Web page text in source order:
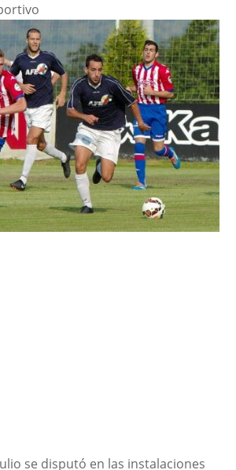
se disputó en las instalaciones